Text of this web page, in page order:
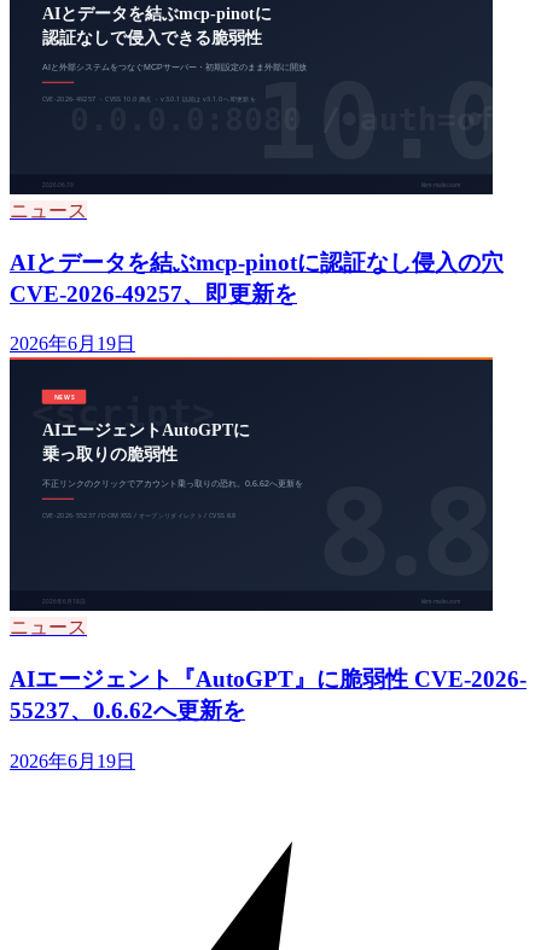
ニュース
AIとデータを結ぶmcp-pinotに認証なし侵入の穴
CVE-2026-49257、即更新を
2026年6月19日
ニュース
AIエージェント『AutoGPT』に脆弱性 CVE-2026-
55237、0.6.62へ更新を
2026年6月19日